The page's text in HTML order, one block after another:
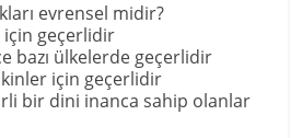
evrensel midir?
için geçerlidir
bazı ülkelerde geçerlidir
için geçerlidir
bir dini inanca sahip olanlar